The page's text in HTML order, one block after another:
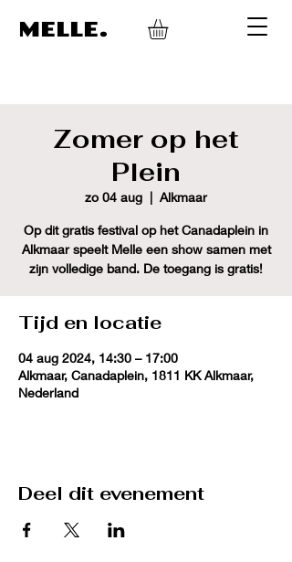
MELLE.
Zomer op het
Plein
zo 04 aug
  |
Alkmaar
Op dit gratis festival op het Canadaplein in
Alkmaar speelt Melle een show samen met
zijn volledige band. De toegang is gratis!
Tijd en locatie
04 aug 2024, 14:30 – 17:00
Alkmaar, Canadaplein, 1811 KK Alkmaar,
Nederland
Deel dit evenement